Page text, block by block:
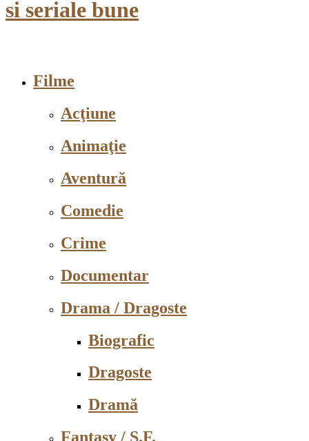
Filme
Acţiune
Animaţie
Aventură
Comedie
Crime
Documentar
Drama / Dragoste
Biografic
Dragoste
Dramă
Fantasy / S.F.